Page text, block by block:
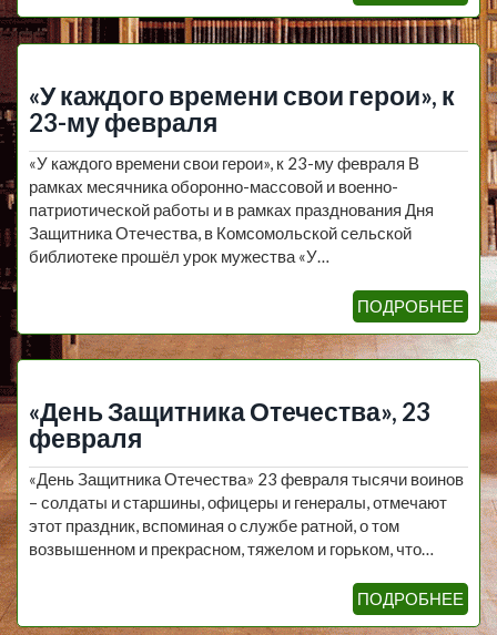
«У каждого времени свои герои», к
23-му февраля
«У каждого времени свои герои», к 23-му февраля В
рамках месячника оборонно-массовой и военно-
патриотической работы и в рамках празднования Дня
Защитника Отечества, в Комсомольской сельской
библиотеке прошёл урок мужества «У…
ПОДРОБНЕЕ
«День Защитника Отечества», 23
февраля
«День Защитника Отечества» 23 февраля тысячи воинов
– солдаты и старшины, офицеры и генералы, отмечают
этот праздник, вспоминая о службе ратной, о том
возвышенном и прекрасном, тяжелом и горьком, что…
ПОДРОБНЕЕ